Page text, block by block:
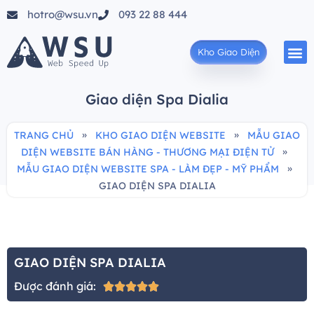
hotro@wsu.vn 093 22 88 444
Kho Giao Diện
Giao diện Spa Dialia
TRANG CHỦ » KHO GIAO DIỆN WEBSITE »
MẪU GIAO
DIỆN WEBSITE BÁN HÀNG - THƯƠNG MẠI ĐIỆN TỬ
»
MẪU GIAO DIỆN WEBSITE SPA - LÀM ĐẸP - MỸ PHẨM
»
GIAO DIỆN SPA DIALIA
GIAO DIỆN SPA DIALIA
Được đánh giá: 